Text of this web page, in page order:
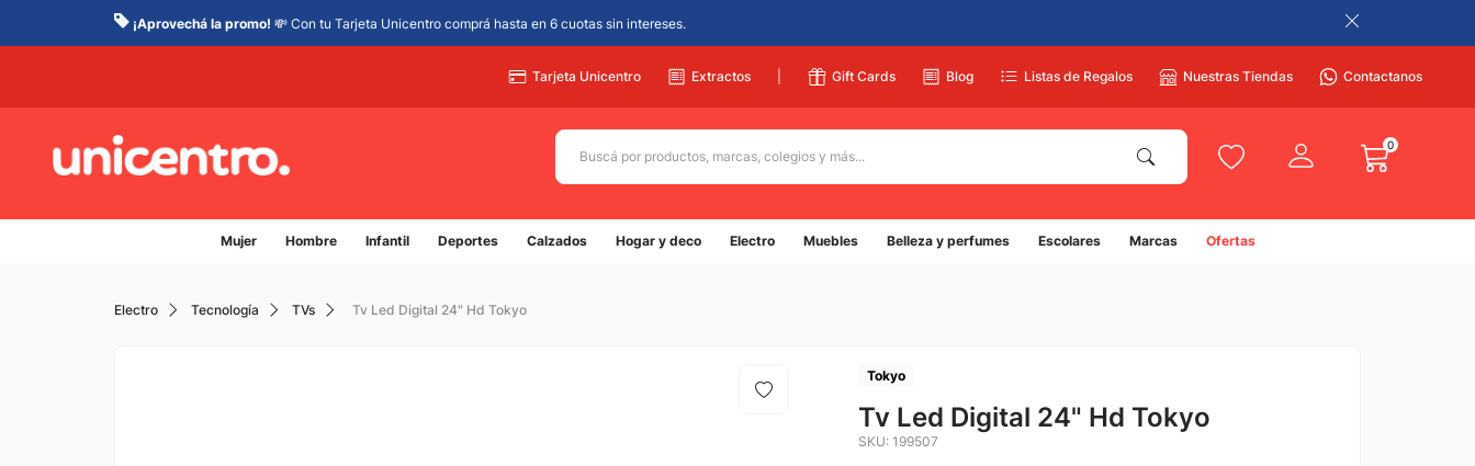
¡Aprovechá la promo! 💸 Con tu Tarjeta Unicentro comprá hasta en 6 cuotas sin intereses.
Tarjeta Unicentro Extractos Gift Cards Blog Listas de Regalos Nuestras Tiendas Contactanos
Buscá por productos, marcas, colegios y más... 0
Mujer Hombre Infantil Deportes Calzados Hogar y deco Electro Muebles Belleza y perfumes Escolares Marcas Ofertas
Electro Tecnología TVs Tv Led Digital 24" Hd Tokyo
Tokyo
Tv Led Digital 24" Hd Tokyo
SKU: 199507
Términos más buscados